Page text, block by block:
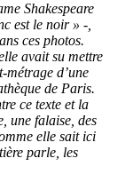
Shakespeare
est le noir » -,
ces photos.
avait su mettre
d’une
de Paris.
ce texte et la
une falaise, des
elle sait ici
parle, les